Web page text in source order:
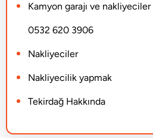
Kamyon garajı ve
0532 620 3906
Nakliyeciler
Nakliyecilik yapmak
Tekirdağ Hakkında